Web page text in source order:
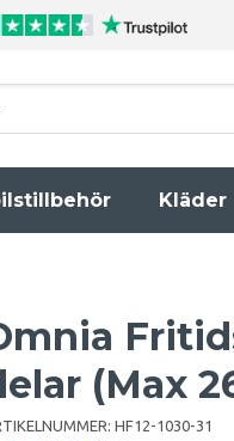
Kläder
(Max
HF12-1030-31